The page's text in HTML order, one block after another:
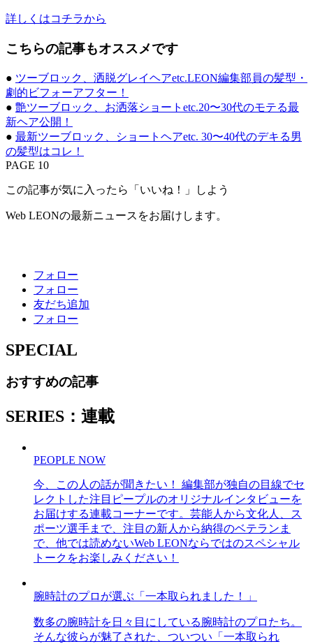
詳しくはコチラから
こちらの記事もオススメです
● ツーブロック、洒脱グレイヘアetc.LEON編集部員の髪型・
劇的ビフォーアフター！
● 艶ツーブロック、お洒落ショートetc.20〜30代のモテる最
新ヘア公開！
● 最新ツーブロック、ショートヘアetc. 30〜40代のデキる男
の髪型はコレ！
PAGE 10
この記事が気に入ったら「いいね！」しよう
Web LEONの最新ニュースをお届けします。
フォロー
フォロー
友だち追加
フォロー
SPECIAL
おすすめの記事
SERIES：連載
PEOPLE NOW
今、この人の話が聞きたい！ 編集部が独自の目線でセ
レクトした注目ピープルのオリジナルインタビューを
お届けする連載コーナーです。芸能人から文化人、ス
ポーツ選手まで、注目の新人から納得のベテランま
で、他では読めないWeb LEONならではのスペシャル
トークをお楽しみください！
腕時計のプロが選ぶ「一本取られました！」
数多の腕時計を日々目にしている腕時計のプロたち。
そんな彼らが魅了された、ついつい「一本取られ